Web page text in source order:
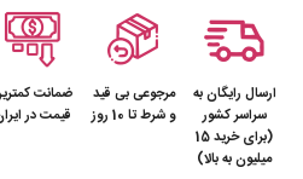
ارسال رایگان به
سراسر کشور
(برای خرید 15
میلیون به بالا)
مرجوعی بی قید
و شرط تا 10 روز
ضمانت
قیمت در